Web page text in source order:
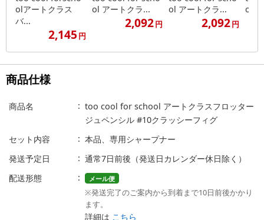
olアートクラス
バ...
2,145 円
ol アートクラ...
2,092円
ol アートクラ...
2,092円
ol
商品仕様
商品名
too cool for school アートクラスフロッター
ジュペンシル #10クラッシーフィグ
セット内容
本品、専用シャープナー
発送予定日
通常7日前後（発送日カレンダー休日除く）
配送形態
メール便
※発送完了のご案内から到着まで10日前後かかり
ます。
詳細は こちら